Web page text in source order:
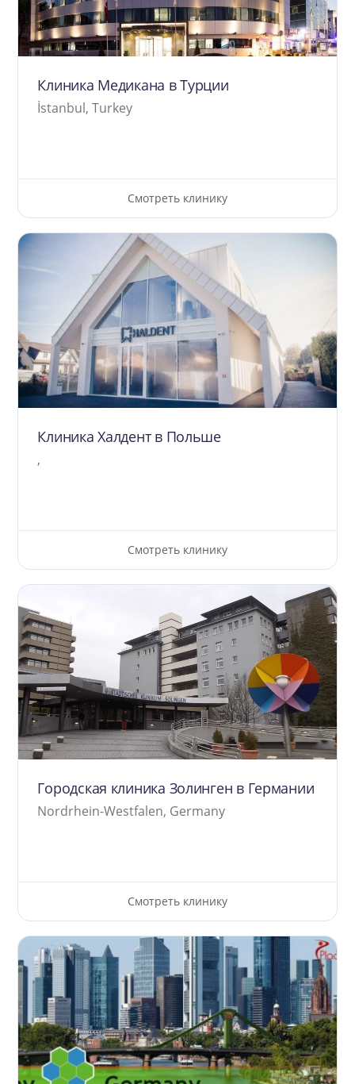
Клиника Медикана в Турции
İstanbul, Turkey
Смотреть клинику
Клиника Халдент в Польше
,
Смотреть клинику
Городская клиника Золинген в Германии
Nordrhein-Westfalen, Germany
Смотреть клинику